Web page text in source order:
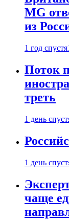
MG
из
1 год спустя
Поток
треть
1 день
1 день
чаще